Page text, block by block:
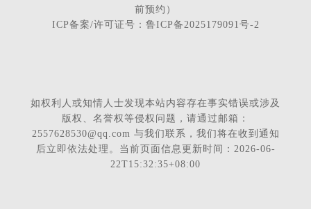
前预约）
ICP备案/许可证号：鲁ICP备2025179091号-2
如权利人或知情人士发现本站内容存在事实错误或涉及
版权、名誉权等侵权问题，请通过邮箱：
2557628530@qq.com 与我们联系，我们将在收到通知
后立即依法处理。当前页面信息更新时间：2026-06-
22T15:32:35+08:00